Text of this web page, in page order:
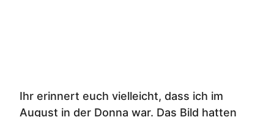
Ihr erinnert euch vielleicht, dass ich im
August in der Donna war. Das Bild hatten